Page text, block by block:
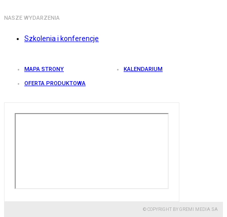
NASZE WYDARZENIA
Szkolenia i konferencje
MAPA STRONY KALENDARIUM
OFERTA PRODUKTOWA
© COPYRIGHT BY GREMI MEDIA SA